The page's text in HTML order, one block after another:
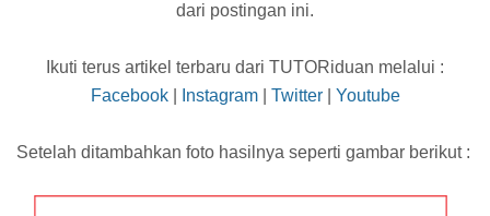
dari postingan ini.
Ikuti terus artikel terbaru dari TUTORiduan melalui :
Facebook
Instagram| Twitter| Youtube
Setelah ditambahkan foto hasilnya seperti gambar berikut :